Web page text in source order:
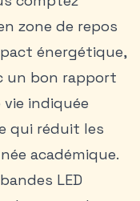
zone de repos
énergétique,
un bon rapport
indiquée
qui réduit les
académique.
LED